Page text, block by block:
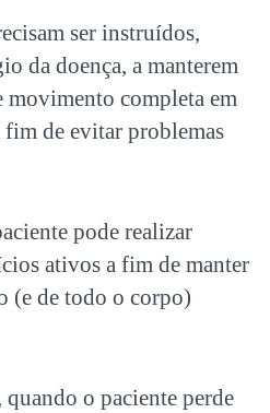
ser instruídos,
da doença, a manterem
movimento completa em
fim de evitar problemas
pode realizar
ativos a fim de manter
(e de todo o corpo)
o paciente perde